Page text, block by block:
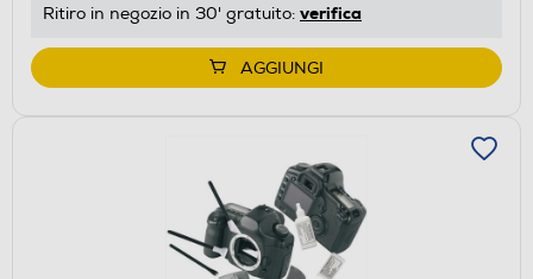
Ritiro in negozio in 30' gratuito: verifica
AGGIUNGI